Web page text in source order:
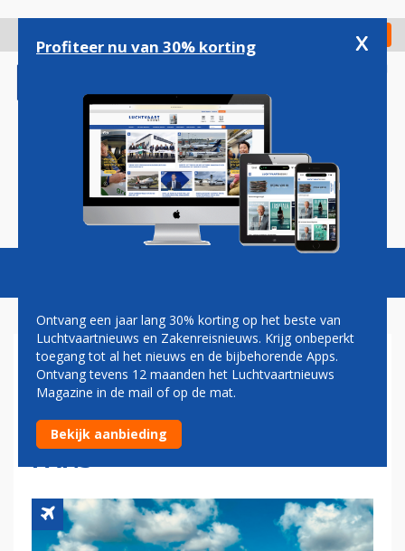
gaan
Check in
Magazine Podcasts Vacatures
CONDOR ZWAAIT BOEING 757
UIT MET SPECIALE
AFSCHEIDSVLUCHT VOOR
FANS
Profiteer nu van 30% korting x
Ontvang een jaar lang 30% korting op het beste van
Luchtvaartnieuws en Zakenreisnieuws. Krijg onbeperkt
toegang tot al het nieuws en de bijbehorende Apps.
Ontvang tevens 12 maanden het Luchtvaartnieuws
Magazine in de mail of op de mat.
Bekijk aanbieding